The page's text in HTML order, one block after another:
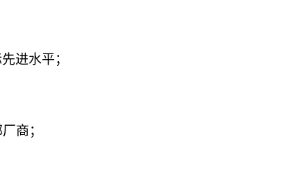
进水平；
商；